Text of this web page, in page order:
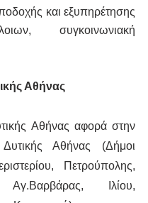
και εξυπηρέτησης
συγκοινωνιακή
Αθήνας
Αθήνας αφορά στην
Δυτικής Αθήνας (Δήμοι
Πετρούπολης,
Αγ.Βαρβάρας, Ιλίου,